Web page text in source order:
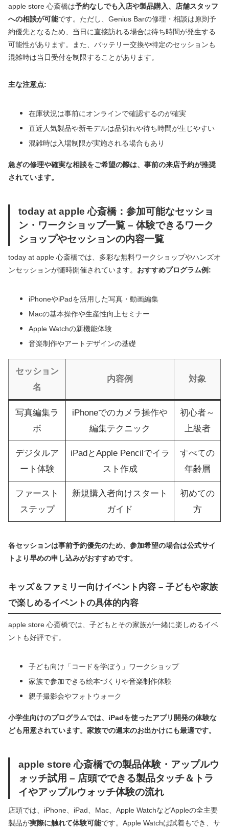
apple store 心斎橋は予約なしでも入店や製品購入、店舗スタッフ
への相談が可能です。ただし、Genius Barの修理・相談は原則予
約優先となるため、当日に直接訪れる場合は待ち時間が発生する
可能性があります。また、バッテリー交換や特定のセッションも
混雑時は当日受付を制限することがあります。
主な注意点:
在庫状況は事前にオンラインで確認するのが確実
直近人気製品や新モデルは品切れや待ち時間が生じやすい
混雑時は入場制限が実施される場合もあり
急ぎの修理や確実な相談をご希望の際は、事前の来店予約が推奨
されています。
today at apple 心斎橋：参加可能なセッショ
ン・ワークショップ一覧 – 体験できるワーク
ショップやセッションの内容一覧
today at apple 心斎橋では、多彩な無料ワークショップやハンズオ
ンセッションが随時開催されています。 おすすめプログラム例:
iPhoneやiPadを活用した写真・動画編集
Macの基本操作や生産性向上セミナー
Apple Watchの新機能体験
音楽制作やアートデザインの基礎
セッション
名
内容例 対象
写真編集ラ
ボ
iPhoneでのカメラ操作や
編集テクニック
初心者～
上級者
デジタルア
ート体験
iPadとApple Pencilでイラ
スト作成
すべての
年齢層
ファースト
ステップ
新規購入者向けスタート
ガイド
初めての
方
各セッションは事前予約優先のため、参加希望の場合は公式サイ
トより早めの申し込みがおすすめです。
キッズ＆ファミリー向けイベント内容 – 子どもや家族
で楽しめるイベントの具体的内容
apple store 心斎橋では、子どもとその家族が一緒に楽しめるイベ
ントも好評です。
子ども向け「コードを学ぼう」ワークショップ
家族で参加できる絵本づくりや音楽制作体験
親子撮影会やフォトウォーク
小学生向けのプログラムでは、iPadを使ったアプリ開発の体験な
ども用意されています。家族での週末のお出かけにも最適です。
apple store 心斎橋での製品体験・アップルウ
ォッチ試用 – 店頭でできる製品タッチ＆トラ
イやアップルウォッチ体験の流れ
店頭では、iPhone、iPad、Mac、Apple WatchなどAppleの全主要
製品が実際に触れて体験可能です。Apple Watchは試着もでき、サ